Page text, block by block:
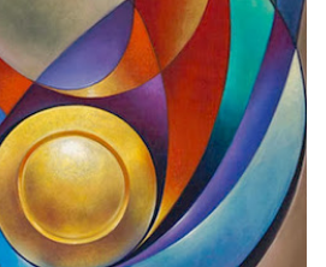
Rostros Bellos, La Perfección del Dibujo A Lápiz, Biryulina Vita
Fotos Artísticas de las Actrices de Hollywood Más Bellas del Mundo
cuadros de negras africanas?
en pintura surrealista